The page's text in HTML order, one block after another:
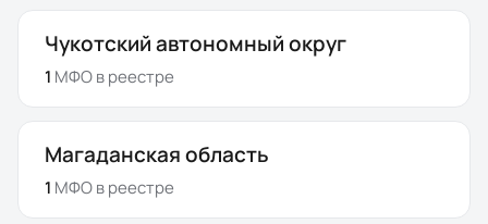
Чукотский автономный округ
1 МФОв реестре
Магаданская область
1 МФОв реестре